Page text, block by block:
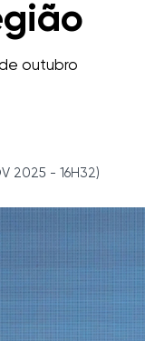
outubro
2025 - 16H32)